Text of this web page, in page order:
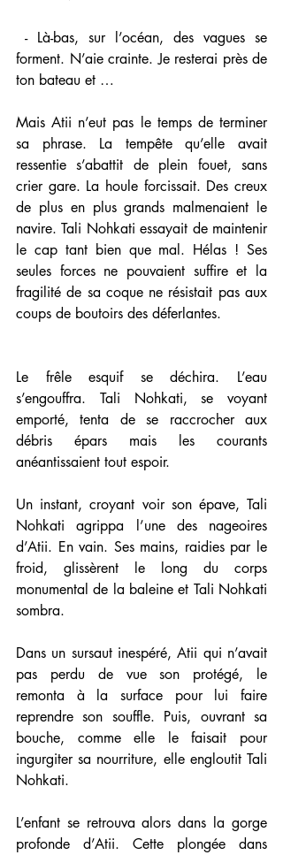
- Là-bas, sur l’océan, des vagues se
forment. N’aie crainte. Je resterai près de
ton bateau et …
Mais Atii n’eut pas le temps de terminer
sa phrase. La tempête qu’elle avait
ressentie s’abattit de plein fouet, sans
crier gare. La houle forcissait. Des creux
de plus en plus grands malmenaient le
navire. Tali Nohkati essayait de maintenir
le cap tant bien que mal. Hélas ! Ses
seules forces ne pouvaient suffire et la
fragilité de sa coque ne résistait pas aux
coups de boutoirs des déferlantes.
Le frêle esquif se déchira. L’eau
s’engouffra. Tali Nohkati, se voyant
emporté, tenta de se raccrocher aux
débris épars mais les courants
anéantissaient tout espoir.
Un instant, croyant voir son épave, Tali
Nohkati agrippa l’une des nageoires
d’Atii. En vain. Ses mains, raidies par le
froid, glissèrent le long du corps
monumental de la baleine et Tali Nohkati
sombra.
Dans un sursaut inespéré, Atii qui n’avait
pas perdu de vue son protégé, le
remonta à la surface pour lui faire
reprendre son souffle. Puis, ouvrant sa
bouche, comme elle le faisait pour
ingurgiter sa nourriture, elle engloutit Tali
Nohkati.
L’enfant se retrouva alors dans la gorge
profonde d’Atii. Cette plongée dans